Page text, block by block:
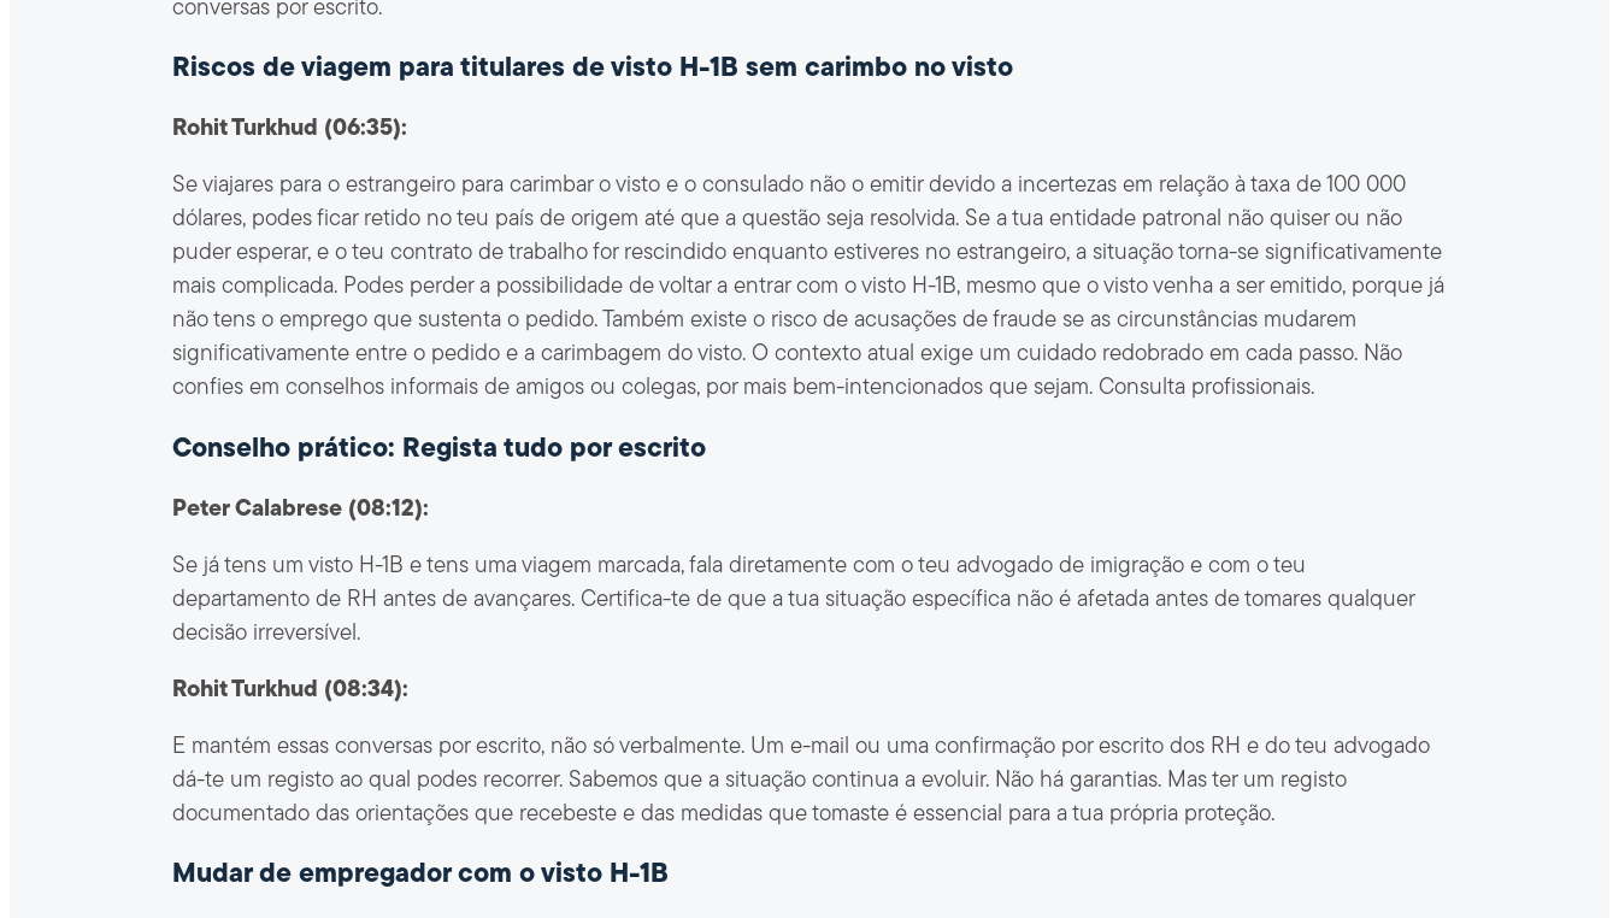
conversas por escrito.
Riscos de viagem para titulares de visto H-1B sem carimbo no visto
Rohit Turkhud (06:35):
Se viajares para o estrangeiro para carimbar o visto e o consulado não o emitir devido a incertezas em relação à taxa de 100 000
dólares, podes ficar retido no teu país de origem até que a questão seja resolvida. Se a tua entidade patronal não quiser ou não
puder esperar, e o teu contrato de trabalho for rescindido enquanto estiveres no estrangeiro, a situação torna-se significativamente
mais complicada. Podes perder a possibilidade de voltar a entrar com o visto H-1B, mesmo que o visto venha a ser emitido, porque já
não tens o emprego que sustenta o pedido. Também existe o risco de acusações de fraude se as circunstâncias mudarem
significativamente entre o pedido e a carimbagem do visto. O contexto atual exige um cuidado redobrado em cada passo. Não
confies em conselhos informais de amigos ou colegas, por mais bem-intencionados que sejam. Consulta profissionais.
Conselho prático: Regista tudo por escrito
Peter Calabrese (08:12):
Se já tens um visto H-1B e tens uma viagem marcada, fala diretamente com o teu advogado de imigração e com o teu
departamento de RH antes de avançares. Certifica-te de que a tua situação específica não é afetada antes de tomares qualquer
decisão irreversível.
Rohit Turkhud (08:34):
E mantém essas conversas por escrito, não só verbalmente. Um e-mail ou uma confirmação por escrito dos RH e do teu advogado
dá-te um registo ao qual podes recorrer. Sabemos que a situação continua a evoluir. Não há garantias. Mas ter um registo
documentado das orientações que recebeste e das medidas que tomaste é essencial para a tua própria proteção.
Mudar de empregador com o visto H-1B